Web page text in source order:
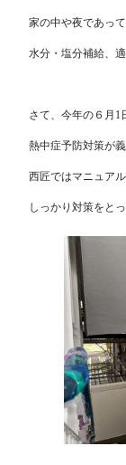
家の中や夜であっ
水分・塩分補給、
さて、今年の６月1
熱中症予防対策が
西匠ではマニュア
しっかり対策をと